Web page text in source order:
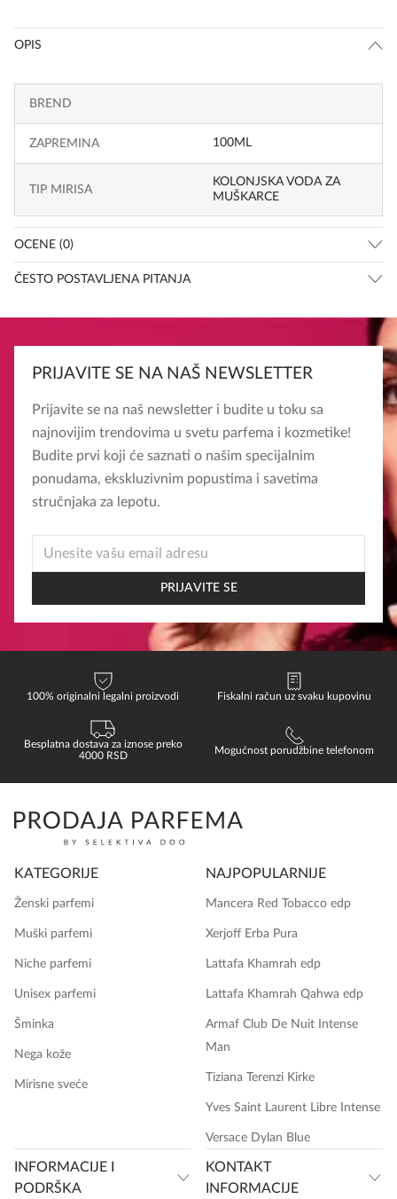
OPIS
BREND
ZAPREMINA 100ML
TIP MIRISA
KOLONJSKA VODA ZA
MUŠKARCE
OCENE (0)
ČESTO POSTAVLJENA PITANJA
PRIJAVITE SE NA NAŠ NEWSLETTER
Prijavite se na naš newsletter i budite u toku sa
najnovijim trendovima u svetu parfema i kozmetike!
Budite prvi koji će saznati o našim specijalnim
ponudama, ekskluzivnim popustima i savetima
stručnjaka za lepotu.
EMAIL
PRIJAVITE SE
100% originalni legalni proizvodi Fiskalni račun uz svaku kupovinu
Besplatna dostava za iznose preko
4000 RSD
Mogućnost porudžbine telefonom
KATEGORIJE
Ženski parfemi
Muški parfemi
Niche parfemi
Unisex parfemi
Šminka
Nega kože
Mirisne sveće
NAJPOPULARNIJE
Mancera Red Tobacco edp
Xerjoff Erba Pura
Lattafa Khamrah edp
Lattafa Khamrah Qahwa edp
Armaf Club De Nuit Intense
Man
Tiziana Terenzi Kirke
Yves Saint Laurent Libre Intense
Versace Dylan Blue
INFORMACIJE I
PODRŠKA
KONTAKT
INFORMACIJE